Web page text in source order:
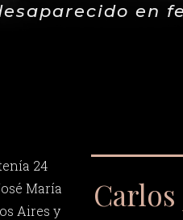
en
24
María
Aires y
Carlos